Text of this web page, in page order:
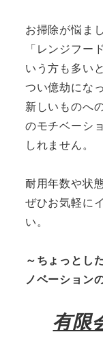
お掃除が悩ま
「レンジフー
いう方も多い
つい億劫にな
新しいものへ
のモチベーシ
しれません。
耐用年数や状
ぜひお気軽に
い。
～ちょっとし
ノベーション
有限